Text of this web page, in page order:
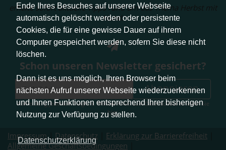
Ende Ihres Besuches auf unserer Webseite
automatisch gelöscht werden oder persistente
Cookies, die für eine gewisse Dauer auf ihrem
Computer gespeichert werden, sofern Sie diese nicht
löschen.
Dann ist es uns möglich, Ihren Browser beim
nächsten Aufruf unserer Webseite wiederzuerkennen
und Ihnen Funktionen entsprechend Ihrer bisherigen
Nutzung zur Verfügung zu stellen.
Datenschutzerklärung
erhalte sofort aktuelle Tipps rund um das Thema Herbst mit
Hund.
Schon unseren Newsletter gesichert?
Abonnieren
Abmeldung jederzeit möglich. Weitere Infos zum Datenschutz erhalten Sie
hier.
Impressum| Datenschutz Erklärung zur Barrierefreiheit
Allgemeine Geschäftsbedingungen